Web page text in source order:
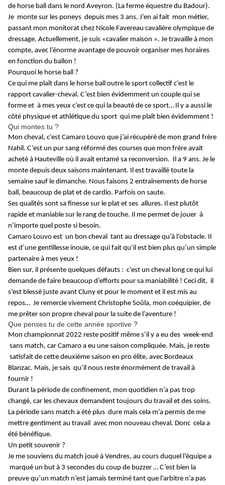
de horse ball dans le nord Aveyron. (La ferme équestre du Badour).
Je monte sur les poneys depuis mes 3 ans. J’en ai fait mon métier,
passant mon monitorat chez Nicole Favereau cavalière olympique de
dressage. Actuellement, je suis «cavalier maison ». Je travaille à mon
compte, avec l’énorme avantage de pouvoir organiser mes horaires
en fonction du ballon !
Pourquoi le horse ball ?
Ce qui me plaît dans le horse ball outre le sport collectif c’est le
rapport cavalier-cheval. C’est bien évidemment un couple qui se
forme et à mes yeux c’est ce qui la beauté de ce sport… Il y a aussi le
côté physique et athlétique du sport qui me plaît bien évidemment !
Qui montes tu ?
Mon cheval, c’est Camaro Louvo que j’ai récupéré de mon grand frère
Nahil. C’est un pur sang réformé des courses que mon frère avait
acheté à Hauteville où il avait entamé sa reconversion. Il a 9 ans. Je le
monte depuis deux saisons maintenant. Il est travaillé toute la
semaine sauf le dimanche. Nous faisons 2 entraînements de horse
ball, beaucoup de plat et de cardio. Parfois on saute.
Ses qualités sont sa finesse sur le plat et ses allures. Il est plutôt
rapide et maniable sur le rang de touche. Il me permet de jouer à
n’importe quel poste si besoin.
Camaro Louvo est un bon cheval tant au dressage qu’à l’obstacle. Il
est d’une gentillesse inouïe, ce qui fait qu’il est bien plus qu’un simple
partenaire à mes yeux !
Bien sur, il présente quelques défauts : c’est un cheval long ce qui lui
demande de faire beaucoup d’efforts pour sa maniabilité ! Ceci dit, il
s’est blessé juste avant Cluny et pour le moment et il est mis au
repos… Je remercie vivement Christophe Soûla, mon coéquipier, de
me prêter son propre cheval pour la suite de l’aventure !
Que penses tu de cette année sportive ?
Mon championnat 2022 reste positif même s’il y a eu des week-end
sans match, car Camaro a eu une saison compliquée. Mais, je reste
satisfait de cette deuxième saison en pro élite, avec Bordeaux
Blanzac. Mais, je sais qu’il nous reste énormément de travail à
fournir !
Durant la période de confinement, mon quotidien n’a pas trop
changé, car les chevaux demandent toujours du travail et des soins.
La période sans match a été plus dure mais cela m’a permis de me
mettre gentiment au travail avec mon nouveau cheval. Donc cela a
été bénéfique.
Un petit souvenir ?
Je me souviens du match joué à Vendres, au cours duquel l’équipe a
marqué un but à 3 secondes du coup de buzzer … C’est bien la
preuve qu’un match n’est jamais terminé tant que l’arbitre n’a pas